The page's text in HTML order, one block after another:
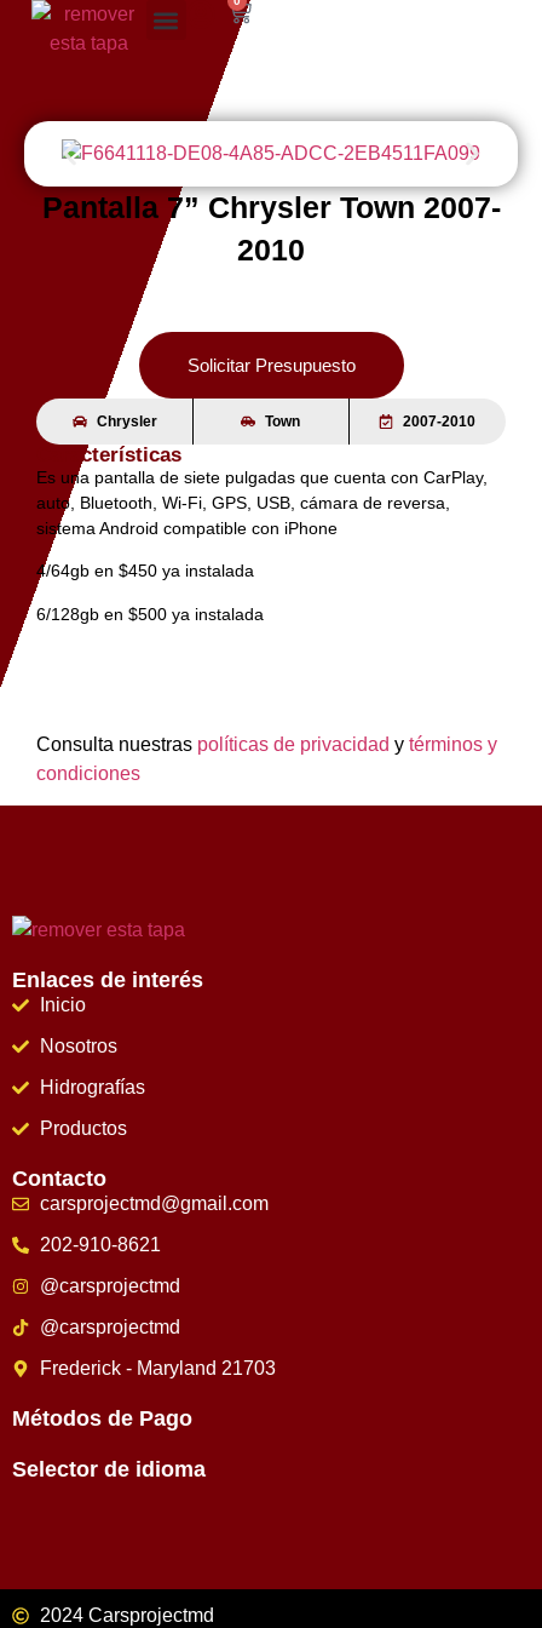
Pantalla 7” Chrysler Town 2007-
2010
Solicitar Presupuesto
Chrysler Town 2007-2010
Características
Es una pantalla de siete pulgadas que cuenta con CarPlay,
auto, Bluetooth, Wi-Fi, GPS, USB, cámara de reversa,
sistema Android compatible con iPhone
4/64gb en $450 ya instalada
6/128gb en $500 ya instalada
Consulta nuestras políticas de privacidad y términos y
condiciones
Enlaces de interés
Inicio
Nosotros
Hidrografías
Productos
Contacto
carsprojectmd@gmail.com
202-910-8621
@carsprojectmd
@carsprojectmd
Frederick - Maryland 21703
Métodos de Pago
Selector de idioma
2024 Carsprojectmd